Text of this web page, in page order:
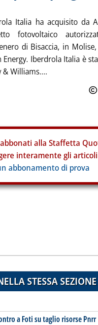
Italia ha acquisito da
fotovoltaico
di Bisaccia, in
Energy. Iberdrola Italia è
& Williams....
alla Staffetta
interamente gli
abbonamento di prova
STESSA SEZIONE
a Foti su taglio risorse Pnrr